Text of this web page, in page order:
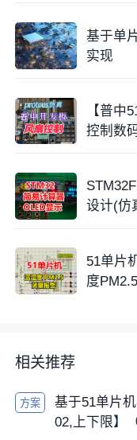
基于单
实现
【普中
控制数
设计(仿
51单片
度PM2.5
相关推荐
方案
基于51单片
02,上下限】